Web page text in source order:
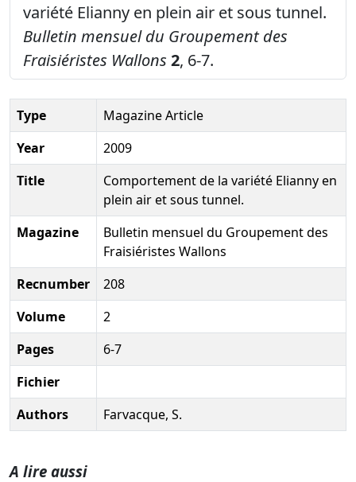
variété Elianny en plein air et sous tunnel.
Bulletin mensuel du Groupement des
Fraisiéristes Wallons 2, 6-7.
Type
Magazine Article
Year
2009
Title
Comportement de la variété Elianny en
plein air et sous tunnel.
Magazine
Bulletin mensuel du Groupement des
Fraisiéristes Wallons
Recnumber
208
Volume
2
Pages
6-7
Fichier
Authors
Farvacque, S.
A lire aussi